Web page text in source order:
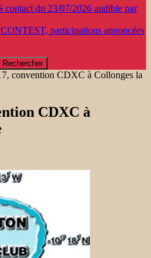
contact du 23/07/2026 audible par
participations annoncées
convention CDXC à Collonges la
CDXC à